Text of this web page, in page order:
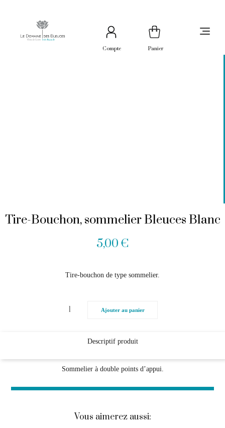
Compte Panier
Tire-Bouchon, sommelier Bleuces Blanc
5,00€
Tire-bouchon de type sommelier.
Ajouter au panier
Descriptif produit
Sommelier à double points d’appui.
Vous aimerez aussi: